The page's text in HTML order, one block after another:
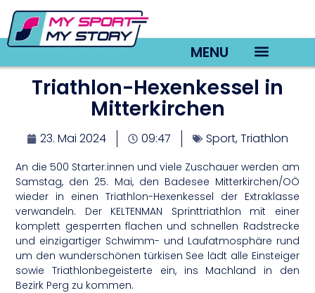
MENU
Triathlon-Hexenkessel in
Mitterkirchen
23. Mai 2024 09:47 Sport,Triathlon
An die 500 Starter:innen und viele Zuschauer werden am
Samstag, den 25. Mai, den Badesee Mitterkirchen/OÖ
wieder in einen Triathlon-Hexenkessel der Extraklasse
verwandeln. Der KELTENMAN Sprinttriathlon mit einer
komplett gesperrten flachen und schnellen Radstrecke
und einzigartiger Schwimm- und Laufatmosphäre rund
um den wunderschönen türkisen See lädt alle Einsteiger
sowie Triathlonbegeisterte ein, ins Machland in den
Bezirk Perg zu kommen.